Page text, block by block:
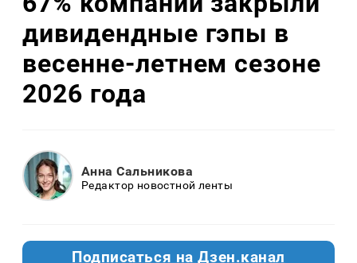
дивидендные гэпы в
весенне-летнем сезоне
2026 года
Анна Сальникова
Редактор новостной ленты
Подписаться на Дзен.канал